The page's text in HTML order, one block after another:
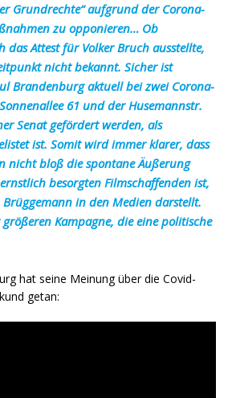
Grundrechte“ aufgrund der Corona-
zu opponieren… Ob
das Attest für Volker Bruch ausstellte,
nicht bekannt. Sicher ist
Brandenburg aktuell bei zwei Corona-
61 und der Husemannstr.
Senat gefördert werden, als
ist. Somit wird immer klarer, dass
nicht bloß die spontane Äußerung
besorgten Filmschaffenden ist,
Brüggemann in den Medien darstellt.
Kampagne, die eine politische
hat seine Meinung über die Covid-
getan: